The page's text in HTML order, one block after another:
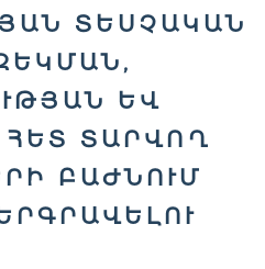
ՏԵՍՉԱԿԱՆ
ԵՎ
ՏԱՐՎՈՂ
ԲԱԺՆՈՒՄ